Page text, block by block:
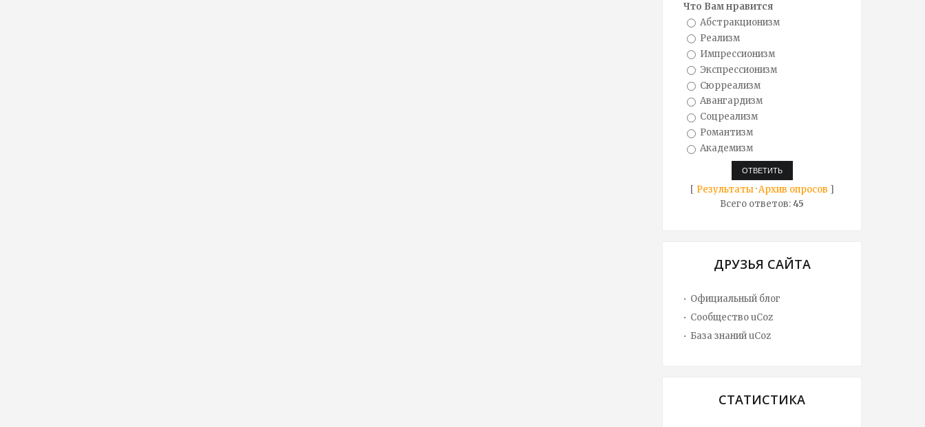
Что Вам нравится
Абстракционизм
Реализм
Импрессионизм
Экспрессионизм
Сюрреализм
Авангардизм
Соцреализм
Романтизм
Академизм
[ Результаты·Архив опросов ]
Всего ответов:45
ДРУЗЬЯ САЙТА
Официальный блог
Сообщество uCoz
База знаний uCoz
СТАТИСТИКА